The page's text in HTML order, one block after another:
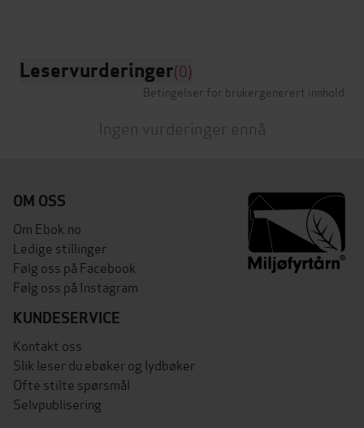
Leservurderinger(0)
Betingelser for brukergenerert innhold
Ingen vurderinger ennå
OM OSS
Om Ebok.no
Ledige stillinger
Følg oss på Facebook
Følg oss på Instagram
KUNDESERVICE
Kontakt oss
Slik leser du ebøker og lydbøker
Ofte stilte spørsmål
Selvpublisering